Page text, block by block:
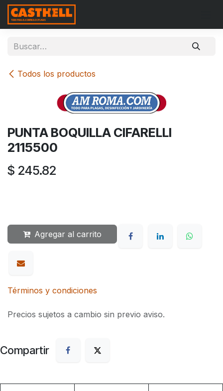
Ir al contenido
Todos los productos
PUNTA BOQUILLA CIFARELLI
2115500
$ 245.82
Agregar al carrito
Términos y condiciones
Precios sujetos a cambio sin previo aviso.
Compartir